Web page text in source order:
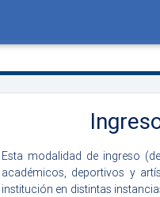
Esta modalidad de ingreso
académicos, deportivos y
institución en distintas